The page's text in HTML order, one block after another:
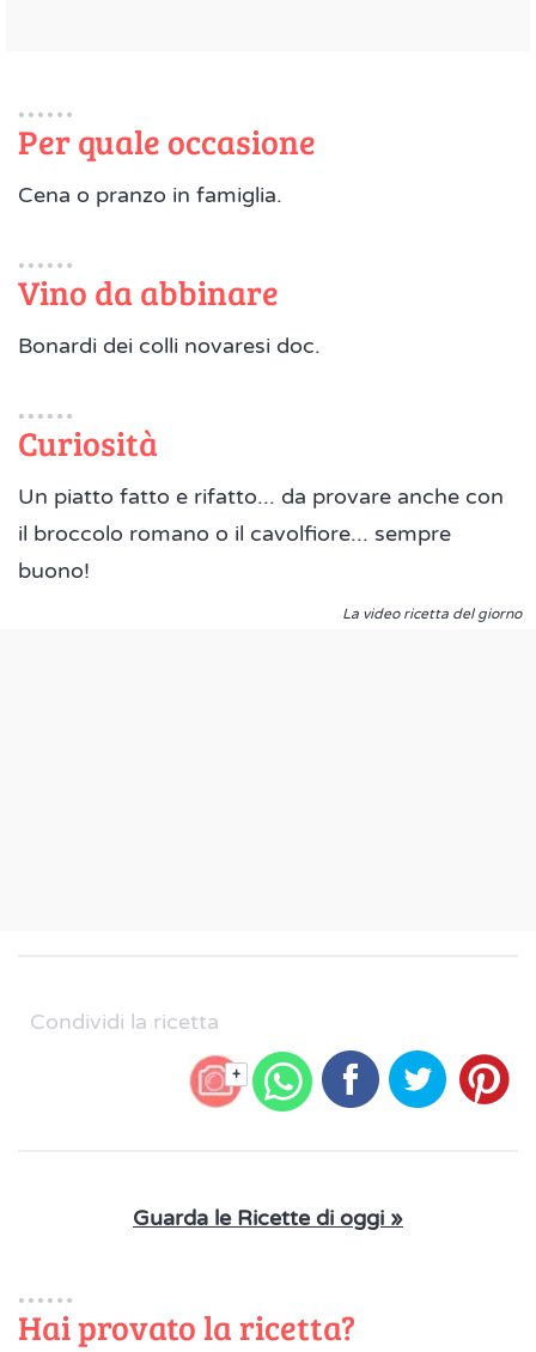
Per quale occasione
Cena o pranzo in famiglia.
Vino da abbinare
Bonardi dei colli novaresi doc.
Curiosità
Un piatto fatto e rifatto... da provare anche con
il broccolo romano o il cavolfiore... sempre
buono!
La video ricetta del giorno
Condividi la ricetta
+
Guarda le Ricette di oggi »
Hai provato la ricetta?